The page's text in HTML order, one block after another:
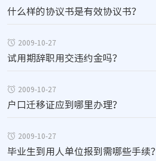
什么样的协议书是有效协议书？
2009-10-27
试用期辞职用交违约金吗？
2009-10-27
户口迁移证应到哪里办理？
2009-10-27
毕业生到用人单位报到需哪些手续？